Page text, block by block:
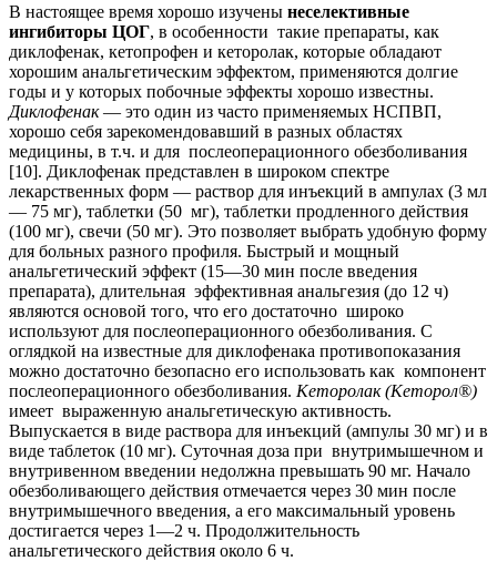
В настоящее время хорошо изучены неселективные
ингибиторы ЦОГ, в особенности такие препараты, как
диклофенак, кетопрофен и кеторолак, которые обладают
хорошим анальгетическим эффектом, применяются долгие
годы и у которых побочные эффекты хорошо известны.
Диклофенак— это один из часто применяемых НСПВП,
хорошо себя зарекомендовавший в разных областях
медицины, в т.ч. и для послеоперационного обезболивания
[10]. Диклофенак представлен в широком спектре
лекарственных форм — раствор для инъекций в ампулах (3 мл
— 75 мг), таблетки (50 мг), таблетки продленного действия
(100 мг), свечи (50 мг). Это позволяет выбрать удобную форму
для больных разного профиля. Быстрый и мощный
анальгетический эффект (15—30 мин после введения
препарата), длительная эффективная анальгезия (до 12 ч)
являются основой того, что его достаточно широко
используют для послеоперационного обезболивания. С
оглядкой на известные для диклофенака противопоказания
можно достаточно безопасно его использовать как компонент
послеоперационного обезболивания. Кеторолак (Кеторол®)
имеет выраженную анальгетическую активность.
Выпускается в виде раствора для инъекций (ампулы 30 мг) и в
виде таблеток (10 мг). Суточная доза при внутримышечном и
внутривенном введении недолжна превышать 90 мг. Начало
обезболивающего действия отмечается через 30 мин после
внутримышечного введения, а его максимальный уровень
достигается через 1—2 ч. Продолжительность
анальгетического действия около 6 ч.